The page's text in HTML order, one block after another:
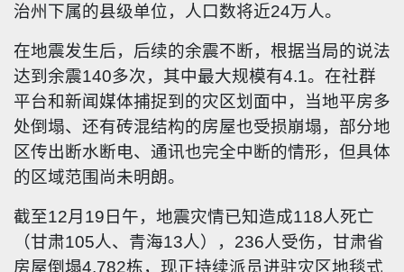
治州下属的县级单位，人口数将近24万人。
在地震发生后，后续的余震不断，根据当局的说法
达到余震140多次，其中最大规模有4.1。在社群
平台和新闻媒体捕捉到的灾区划面中，当地平房多
处倒塌、还有砖混结构的房屋也受损崩塌，部分地
区传出断水断电、通讯也完全中断的情形，但具体
的区域范围尚未明朗。
截至12月19日午，地震灾情已知造成118人死亡
（甘肃105人、青海13人），236人受伤，甘肃省
房屋倒塌4,782栋，现正持续派员进驻灾区地毯式